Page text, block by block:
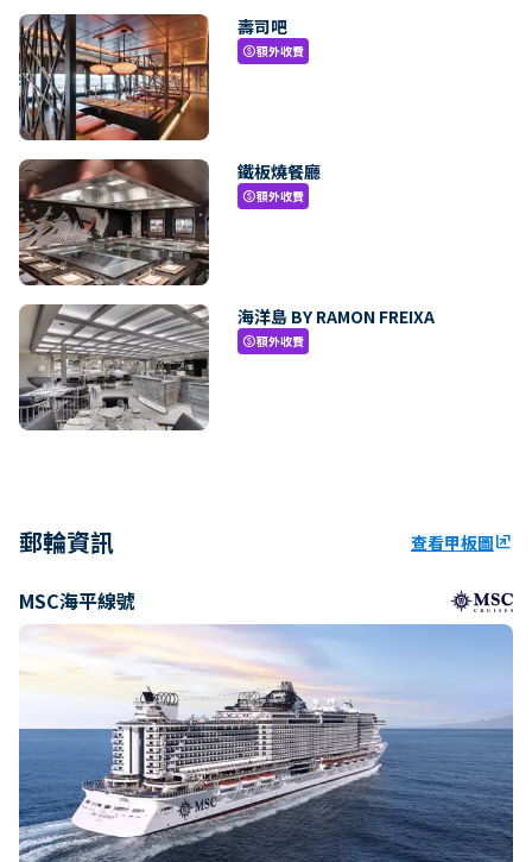
壽司吧
paid額外收費
鐵板燒餐廳
paid額外收費
海洋島 BY RAMON FREIXA
paid額外收費
郵輪資訊 查看甲板圖ungroup
MSC海平線號